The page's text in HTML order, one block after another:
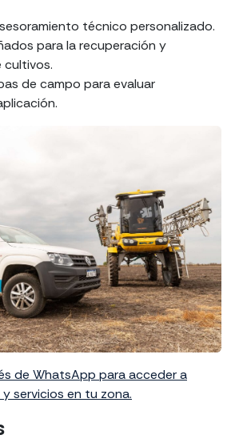
técnico personalizado.
para la recuperación y
cultivos.
de campo para evaluar
de WhatsApp para acceder a
servicios en tu zona.